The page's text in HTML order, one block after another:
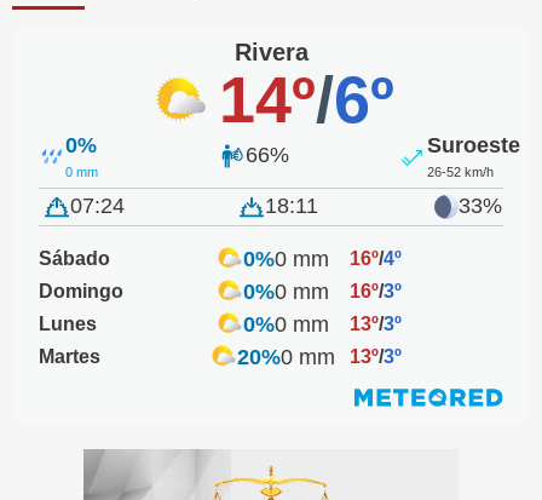
Rivera
14º/6º
0%
0 mm
66% Suroeste
26-52 km/h
07:24 18:11 33%
Sábado 0%0 mm 16º/4º
Domingo
0%0 mm 16º/3º
Lunes
0%0 mm 13º/3º
Martes
20%0 mm 13º/3º